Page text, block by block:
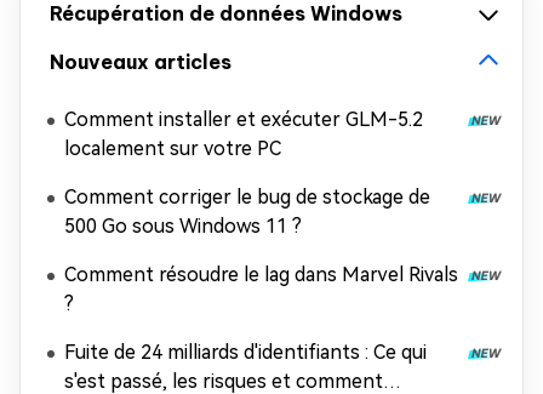
Récupération de données Windows
Nouveaux articles
Comment installer et exécuter GLM-5.2
localement sur votre PC
Comment corriger le bug de stockage de
500 Go sous Windows 11 ?
Comment résoudre le lag dans Marvel Rivals
?
Fuite de 24 milliards d'identifiants : Ce qui
s'est passé, les risques et comment